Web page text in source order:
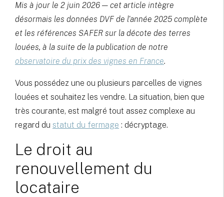
Mis à jour le 2 juin 2026 — cet article intègre
désormais les données DVF de l'année 2025 complète
et les références SAFER sur la décote des terres
louées, à la suite de la publication de notre
observatoire du prix des vignes en France.
Vous possédez une ou plusieurs parcelles de vignes
louées et souhaitez les vendre. La situation, bien que
très courante, est malgré tout assez complexe au
regard du statut du fermage : décryptage.
Le droit au
renouvellement du
locataire